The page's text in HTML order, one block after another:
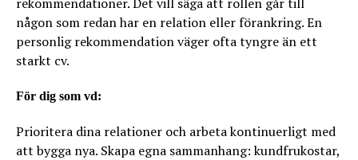
någon som redan har en relation eller förankring. En
personlig rekommendation väger ofta tyngre än ett
starkt cv.
För dig som vd:
Prioritera dina relationer och arbeta kontinuerligt med
att bygga nya. Skapa egna sammanhang: kundfrukostar,